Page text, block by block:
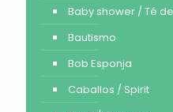
Baby shower / Té
Bautismo
Bob Esponja
Caballos / Spirit